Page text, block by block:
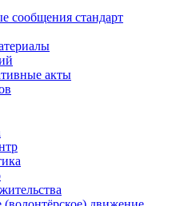
сообщения стандарт
акты